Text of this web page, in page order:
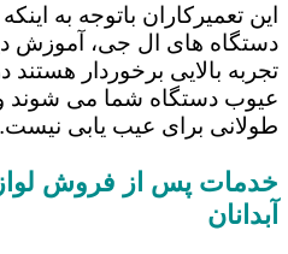
این تعمیرکاران باتوجه به
دستگاه های ال جی، آموزش
تجربه بالایی برخوردار هستند
عیوب دستگاه شما می شوند
طولانی برای عیب یابی نیست.
خدمات پس از فروش
آبدانان